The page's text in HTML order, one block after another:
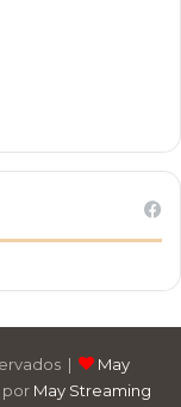
|
May
por May Streaming